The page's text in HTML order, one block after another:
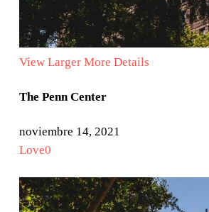
View Larger More Details
The Penn Center
noviembre 14, 2021
Love0